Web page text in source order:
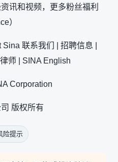
讯和视频，更多粉丝福利
）
联系我们 | 招聘信息 |
师 | SINA English
Corporation
版权所有
险提示